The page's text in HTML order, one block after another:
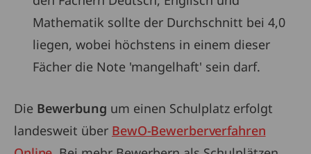
Mathematik sollte der Durchschnitt bei 4,0
liegen, wobei höchstens in einem dieser
Fächer die Note 'mangelhaft' sein darf.
Die Bewerbung um einen Schulplatz erfolgt
landesweit über BewO-Bewerberverfahren